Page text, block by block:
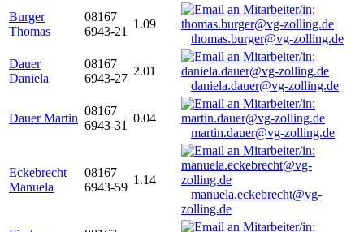
Burger
Thomas
08167
6943-21
1.09
thomas.burger@vg-zolling.de
Dauer
Daniela
08167
6943-27
2.01
daniela.dauer@vg-zolling.de
Dauer Martin
08167
6943-31
0.04
martin.dauer@vg-zolling.de
Eckebrecht
Manuela
08167
6943-59
1.14
manuela.eckebrecht@vg-
zolling.de